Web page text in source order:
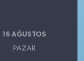
16 AĞUSTOS
PAZAR